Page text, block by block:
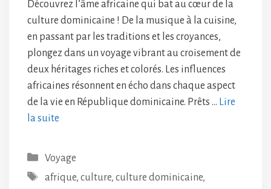
Découvrez l’âme africaine qui bat au cœur de la
culture dominicaine ! De la musique à la cuisine,
en passant par les traditions et les croyances,
plongez dans un voyage vibrant au croisement de
deux héritages riches et colorés. Les influences
africaines résonnent en écho dans chaque aspect
de la vie en République dominicaine. Prêts … Lire
la suite
Catégories
Voyage
Étiquettes
afrique, culture, culture dominicaine,